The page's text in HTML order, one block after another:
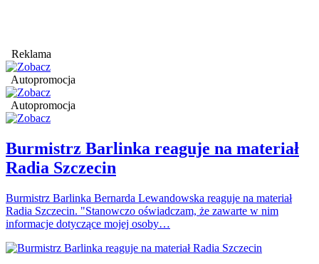
Reklama
Autopromocja
Autopromocja
Burmistrz Barlinka reaguje na materiał
Radia Szczecin
Burmistrz Barlinka Bernarda Lewandowska reaguje na materiał
Radia Szczecin. "Stanowczo oświadczam, że zawarte w nim
informacje dotyczące mojej osoby…